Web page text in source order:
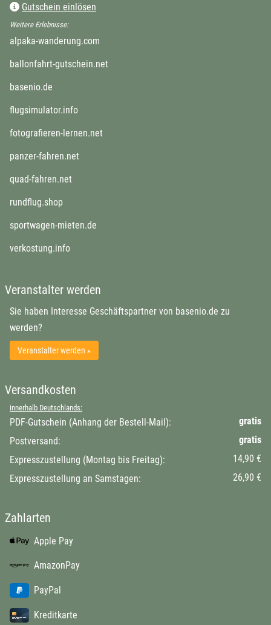
Gutschein einlösen
Weitere Erlebnisse:
alpaka-wanderung.com
ballonfahrt-gutschein.net
basenio.de
flugsimulator.info
fotografieren-lernen.net
panzer-fahren.net
quad-fahren.net
rundflug.shop
sportwagen-mieten.de
verkostung.info
Veranstalter werden
Sie haben Interesse Geschäftspartner von basenio.de zu
werden?
Veranstalter werden »
Versandkosten
innerhalb Deutschlands:
PDF-Gutschein (Anhang der Bestell-Mail):
gratis
Postversand:
gratis
Expresszustellung (Montag bis Freitag):
14,90 €
Expresszustellung an Samstagen:
26,90 €
Zahlarten
Apple Pay
AmazonPay
PayPal
Kreditkarte